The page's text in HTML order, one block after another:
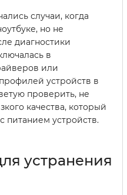
случаи, когда
но не
диагностики
в
или
устройств в
проверить, не
качества, который
питанием устройств.
устранения